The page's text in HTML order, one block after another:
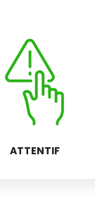
ATTENTIF